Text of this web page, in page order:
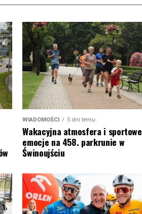
WIADOMOŚCI 5 dni temu
Wakacyjna atmosfera i sportowe
emocje na 458. parkrunie w
Świnoujściu